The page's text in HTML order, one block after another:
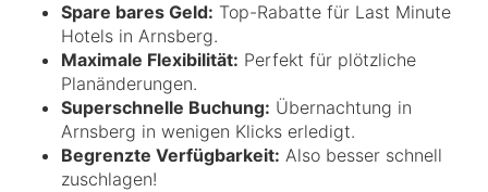
Spare bares Geld: Top-Rabatte für Last Minute
Hotels in Arnsberg.
Maximale Flexibilität: Perfekt für plötzliche
Planänderungen.
Superschnelle Buchung: Übernachtung in
Arnsberg in wenigen Klicks erledigt.
Begrenzte Verfügbarkeit: Also besser schnell
zuschlagen!